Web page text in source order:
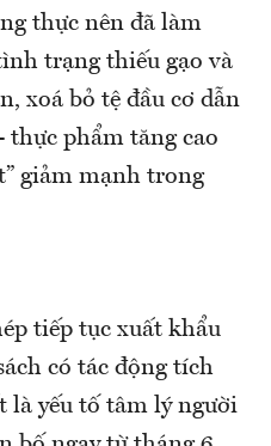
thực nên đã làm
trạng thiếu gạo và
xoá bỏ tệ đầu cơ dẫn
thực phẩm tăng cao
giảm mạnh trong
tiếp tục xuất khẩu
có tác động tích
là yếu tố tâm lý người